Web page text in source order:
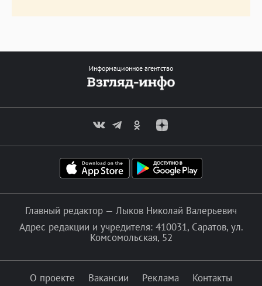
Информационное агентство
Главный редактор — Лыков Николай Валерьевич
Адрес редакции и учредителя: 410031, Саратов, ул.
Комсомольская, 52
О проекте Вакансии Реклама
Контакты